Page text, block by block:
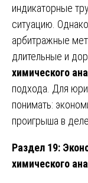
индикаторные
ситуацию.
арбитражные
длительные и
химического
подхода. Для
понимать:
проигрыша в деле.
Раздел 19:
химического